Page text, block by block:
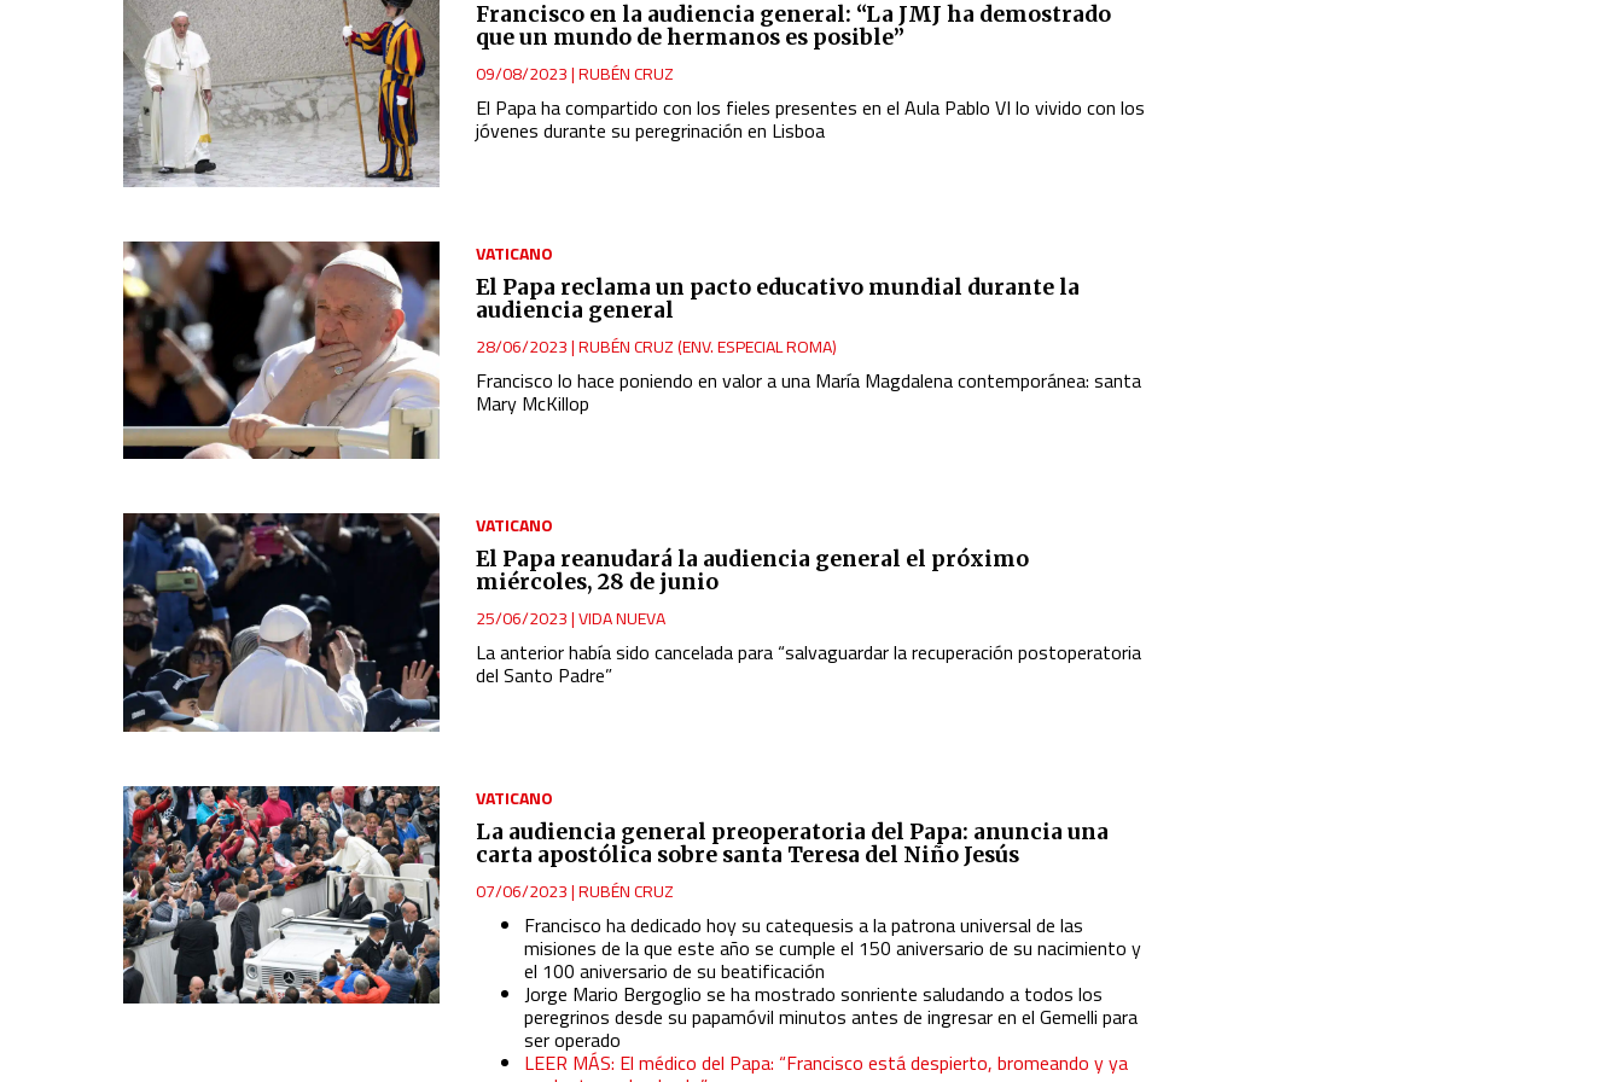
Francisco en la audiencia general: “La JMJ ha demostrado
que un mundo de hermanos es posible”
09/08/2023|RUBÉN CRUZ
El Papa ha compartido con los fieles presentes en el Aula Pablo VI lo vivido con los
jóvenes durante su peregrinación en Lisboa
VATICANO
El Papa reclama un pacto educativo mundial durante la
audiencia general
28/06/2023|RUBÉN CRUZ (ENV. ESPECIAL ROMA)
Francisco lo hace poniendo en valor a una María Magdalena contemporánea: santa
Mary McKillop
VATICANO
El Papa reanudará la audiencia general el próximo
miércoles, 28 de junio
25/06/2023|VIDA NUEVA
La anterior había sido cancelada para “salvaguardar la recuperación postoperatoria
del Santo Padre”
VATICANO
La audiencia general preoperatoria del Papa: anuncia una
carta apostólica sobre santa Teresa del Niño Jesús
07/06/2023|RUBÉN CRUZ
Francisco ha dedicado hoy su catequesis a la patrona universal de las
misiones de la que este año se cumple el 150 aniversario de su nacimiento y
el 100 aniversario de su beatificación
Jorge Mario Bergoglio se ha mostrado sonriente saludando a todos los
peregrinos desde su papamóvil minutos antes de ingresar en el Gemelli para
ser operado
LEER MÁS: El médico del Papa: “Francisco está despierto, bromeando y ya
Develop and improve services
Use limited data to select content
IAB Special Features:
Use precise geolocation data
Identify devices based on information actively requested